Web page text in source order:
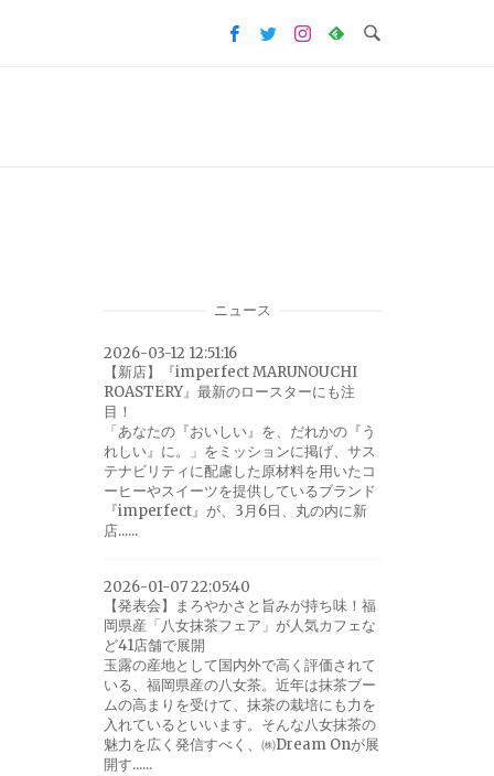
ニュース
2026-03-12 12:51:16
【新店】『imperfect MARUNOUCHI
ROASTERY』最新のロースターにも注
目！
「あなたの『おいしい』を、だれかの『う
れしい』に。」をミッションに掲げ、サス
テナビリティに配慮した原材料を用いたコ
ーヒーやスイーツを提供しているブランド
『imperfect』が、3月6日、丸の内に新
店......
2026-01-07 22:05:40
【発表会】まろやかさと旨みが持ち味！福
岡県産「八女抹茶フェア」が人気カフェな
ど41店舗で展開
玉露の産地として国内外で高く評価されて
いる、福岡県産の八女茶。近年は抹茶ブー
ムの高まりを受けて、抹茶の栽培にも力を
入れているといいます。そんな八女抹茶の
魅力を広く発信すべく、㈱Dream Onが展
開す......